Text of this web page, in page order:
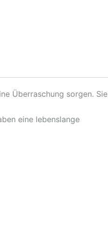
Überraschung sorgen. Sie
eine lebenslange